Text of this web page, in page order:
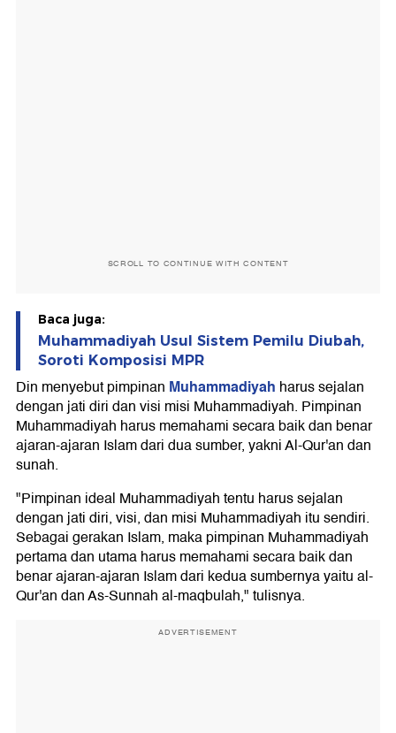
SCROLL TO CONTINUE WITH CONTENT
Baca juga:
Muhammadiyah Usul Sistem Pemilu Diubah,
Soroti Komposisi MPR
Din menyebut pimpinan Muhammadiyah harus sejalan
dengan jati diri dan visi misi Muhammadiyah. Pimpinan
Muhammadiyah harus memahami secara baik dan benar
ajaran-ajaran Islam dari dua sumber, yakni Al-Qur'an dan
sunah.
"Pimpinan ideal Muhammadiyah tentu harus sejalan
dengan jati diri, visi, dan misi Muhammadiyah itu sendiri.
Sebagai gerakan Islam, maka pimpinan Muhammadiyah
pertama dan utama harus memahami secara baik dan
benar ajaran-ajaran Islam dari kedua sumbernya yaitu al-
Qur'an dan As-Sunnah al-maqbulah," tulisnya.
ADVERTISEMENT